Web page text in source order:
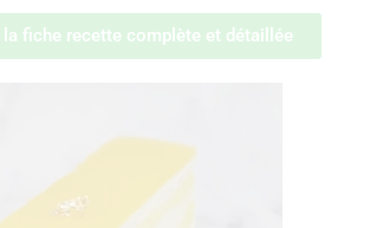
la fiche recette complète et détaillée